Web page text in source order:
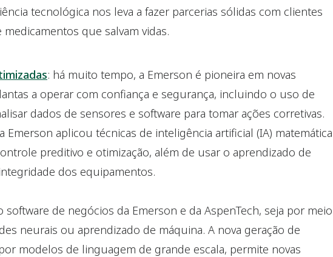
tecnológica nos leva a fazer parcerias sólidas com clientes
que salvam vidas.
: há muito tempo, a Emerson é pioneira em novas
a operar com confiança e segurança, incluindo o uso de
dados de sensores e software para tomar ações corretivas.
Emerson aplicou técnicas de inteligência artificial (IA) matemática
preditivo e otimização, além de usar o aprendizado de
dos equipamentos.
software de negócios da Emerson e da AspenTech, seja por meio
neurais ou aprendizado de máquina. A nova geração de
modelos de linguagem de grande escala, permite novas